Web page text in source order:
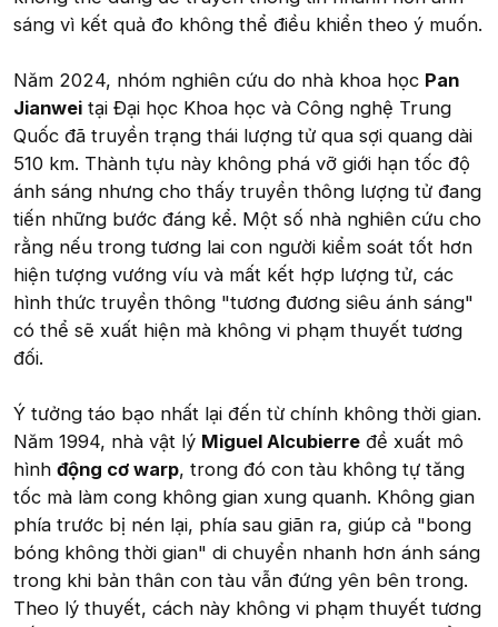
sáng vì kết quả đo không thể điều khiển theo ý muốn.
Năm 2024, nhóm nghiên cứu do nhà khoa học Pan
Jianwei tại Đại học Khoa học và Công nghệ Trung
Quốc đã truyền trạng thái lượng tử qua sợi quang dài
510 km. Thành tựu này không phá vỡ giới hạn tốc độ
ánh sáng nhưng cho thấy truyền thông lượng tử đang
tiến những bước đáng kể. Một số nhà nghiên cứu cho
rằng nếu trong tương lai con người kiểm soát tốt hơn
hiện tượng vướng víu và mất kết hợp lượng tử, các
hình thức truyền thông "tương đương siêu ánh sáng"
có thể sẽ xuất hiện mà không vi phạm thuyết tương
đối.
Ý tưởng táo bạo nhất lại đến từ chính không thời gian.
Năm 1994, nhà vật lý Miguel Alcubierre đề xuất mô
hình động cơ warp, trong đó con tàu không tự tăng
tốc mà làm cong không gian xung quanh. Không gian
phía trước bị nén lại, phía sau giãn ra, giúp cả "bong
bóng không thời gian" di chuyển nhanh hơn ánh sáng
trong khi bản thân con tàu vẫn đứng yên bên trong.
Theo lý thuyết, cách này không vi phạm thuyết tương